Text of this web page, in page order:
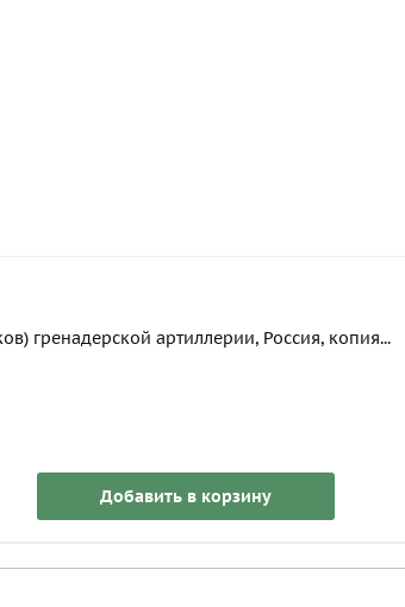
гренадерской артиллерии, Россия, копия...
Добавить в корзину